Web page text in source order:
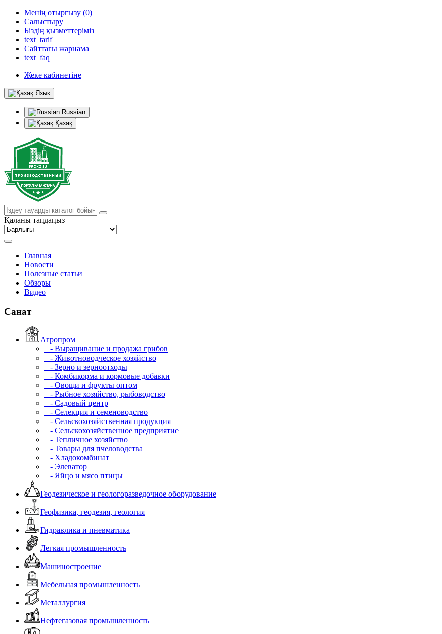
Менің отырғызу (0)
Салыстыру
Біздің қызметтеріміз
text_tarif
Сайттағы жарнама
text_faq
Жеке кабинетіне
Язык
Russian
Қазақ
Қаланы таңдаңыз
Главная
Новости
Полезные статьи
Обзоры
Видео
Санат
Агропром
- Выращивание и продажа грибов
- Животноводческое хозяйство
- Зерно и зерноотходы
- Комбикорма и кормовые добавки
- Овощи и фрукты оптом
- Рыбное хозяйство, рыбоводство
- Садовый центр
- Селекция и семеноводство
- Сельскохозяйственная продукция
- Сельскохозяйственное предприятие
- Тепличное хозяйство
- Товары для пчеловодства
- Хладокомбинат
- Элеватор
- Яйцо и мясо птицы
Геодезическое и геологоразведочное оборудование
Геофизика, геодезия, геология
Гидравлика и пневматика
Легкая промышленность
Машиностроение
Мебельная промышленность
Металлургия
Нефтегазовая промышленность